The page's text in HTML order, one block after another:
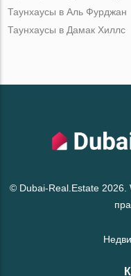
Таунхаусы в Аль Фурджан
Таунхаусы в Дамак Хиллс
© Dubai-Real.Estate 2026.